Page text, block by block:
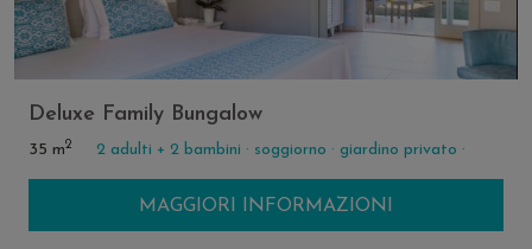
Deluxe Family Bungalow
35 m2 2 adulti + 2 bambini · soggiorno · giardino privato ·
MAGGIORI INFORMAZIONI